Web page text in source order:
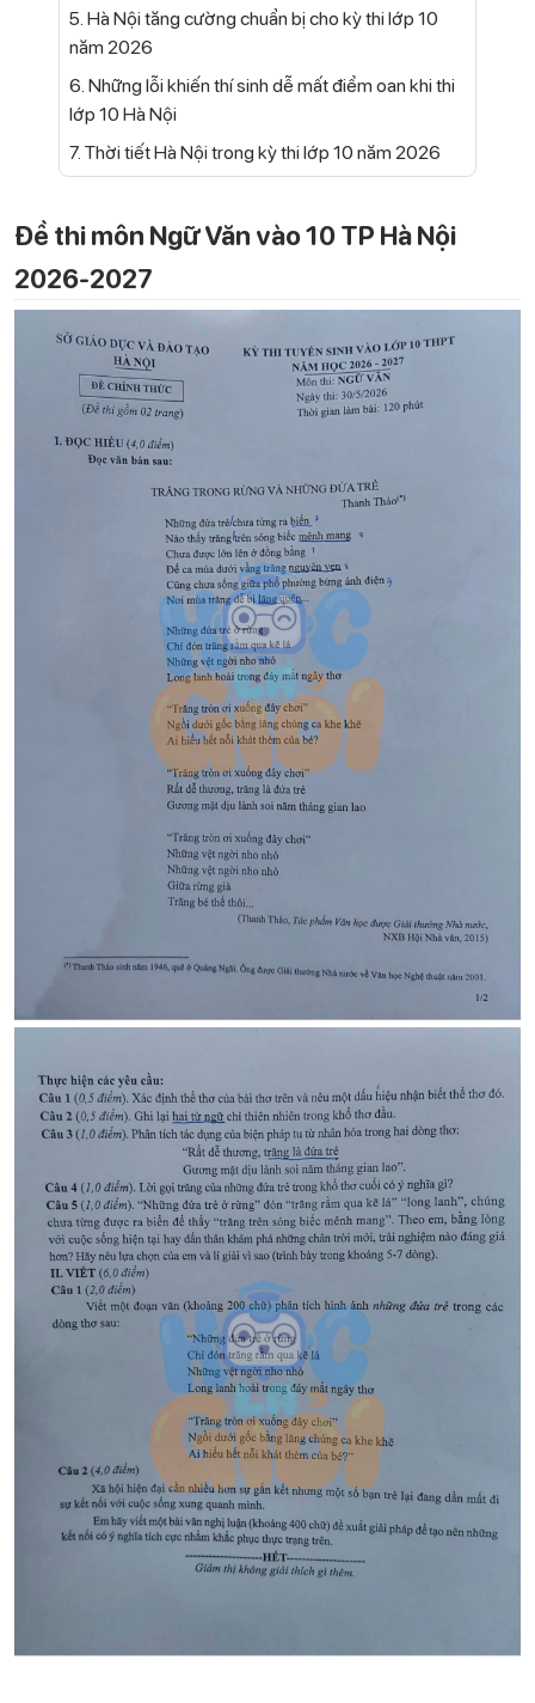
5. Hà Nội tăng cường chuẩn bị cho kỳ thi lớp 10
năm 2026
6. Những lỗi khiến thí sinh dễ mất điểm oan khi thi
lớp 10 Hà Nội
7. Thời tiết Hà Nội trong kỳ thi lớp 10 năm 2026
Đề thi môn Ngữ Văn vào 10 TP Hà Nội
2026-2027